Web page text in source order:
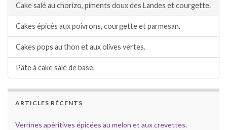
Cake salé au chorizo, piments doux des Landes et courgette.
Cakes épicés aux poivrons, courgette et parmesan.
Cakes pops au thon et aux olives vertes.
Pâte à cake salé de base.
ARTICLES RÉCENTS
Verrines apéritives épicées au melon et aux crevettes.